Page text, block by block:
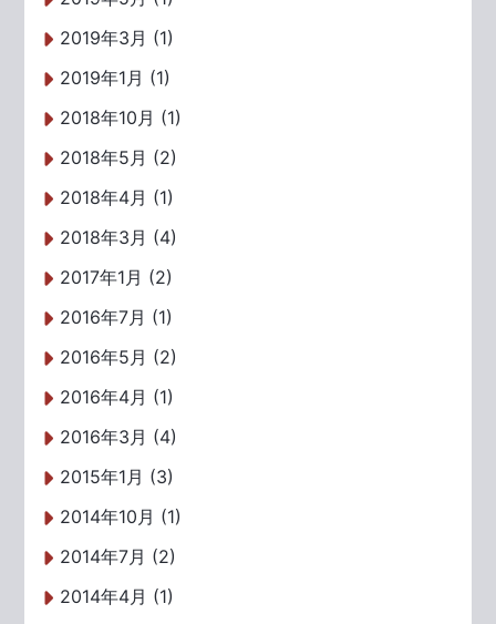
2019年3月 (1)
2019年1月 (1)
2018年10月 (1)
2018年5月 (2)
2018年4月 (1)
2018年3月 (4)
2017年1月 (2)
2016年7月 (1)
2016年5月 (2)
2016年4月 (1)
2016年3月 (4)
2015年1月 (3)
2014年10月 (1)
2014年7月 (2)
2014年4月 (1)